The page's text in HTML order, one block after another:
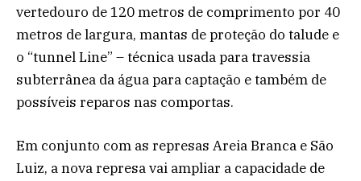
vertedouro de 120 metros de comprimento por 40
metros de largura, mantas de proteção do talude e
o “tunnel Line” – técnica usada para travessia
subterrânea da água para captação e também de
possíveis reparos nas comportas.
Em conjunto com as represas Areia Branca e São
Luiz, a nova represa vai ampliar a capacidade de